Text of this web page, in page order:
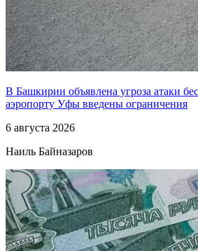
В Башкирии объявлена угроза атаки
аэропорту Уфы введены ограничения
6 августа 2026
Наиль Байназаров